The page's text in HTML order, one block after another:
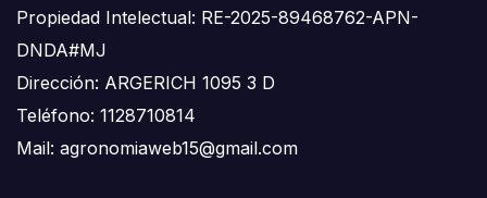
Propiedad Intelectual: RE-2025-89468762-APN-
DNDA#MJ
Dirección: ARGERICH 1095 3 D
Teléfono: 1128710814
Mail: agronomiaweb15@gmail.com